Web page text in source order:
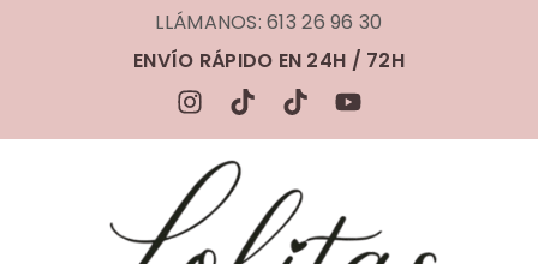
LLÁMANOS: 613 26 96 30
ENVÍO RÁPIDO EN 24H / 72H